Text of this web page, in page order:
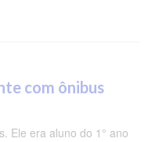
com ônibus
Ele era aluno do 1° ano